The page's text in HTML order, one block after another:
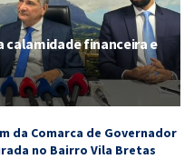
calamidade financeira e
da Comarca de Governador
no Bairro Vila Bretas